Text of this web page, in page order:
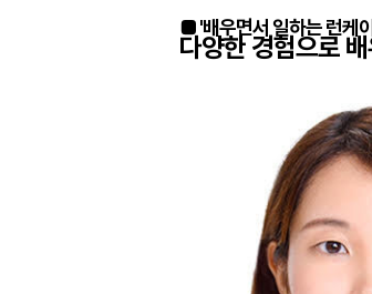
■ '배우면서 일하는 런케
다양한 경험으로